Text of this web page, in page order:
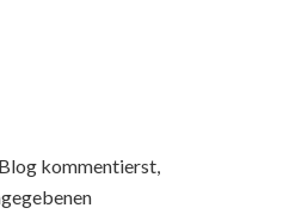
kommentierst,